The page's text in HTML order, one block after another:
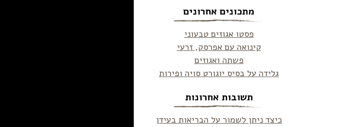
מתכונים אחרונים
פסטו אגוזים טבעוני
קינואה עם אפרסק, זרעי
פשתה ואגוזים
גלידה על בסיס יוגורט סויה ופירות
תשובות אחרונות
כיצד ניתן לשמור על הבריאות בעידן